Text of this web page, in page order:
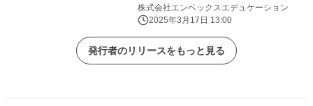
日公開
株式会社エンベックスエデュケーション
2025年3月17日 13:00
発行者のリリースをもっと見る